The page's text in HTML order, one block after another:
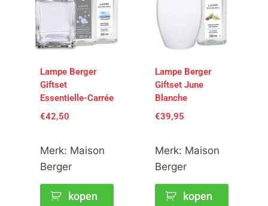
Lampe Berger
Giftset
Essentielle-Carrée
€42,50
Merk: Maison
Berger
kopen
Lampe Berger
Giftset June
Blanche
€39,95
Merk: Maison
Berger
kopen